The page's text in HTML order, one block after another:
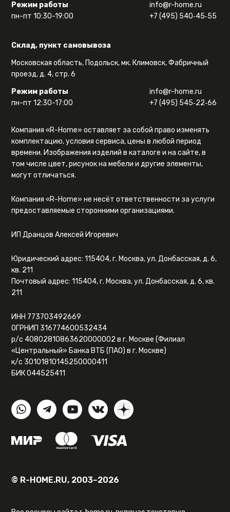
Режим работы
пн-пт 10:30-19:00
info@r-home.ru
+7 (495) 540‑45‑55
Склад, пункт самовывоза
Московская область, Подольск, мк. Климовск, Фабричный
проезд, д. 4, стр. 6
Режим работы
пн-пт 12:30-17:00
info@r-home.ru
+7 (495) 545‑22‑66
Компания «R-Home» оставляет за собой право изменять
комплектацию, условия сервиса, цены в любой период
времени. Изображения изделий в каталоге и на сайте, в
том числе цвет, рисунок на мебели и другие элементы,
могут отличаться.
Компания «R-Home» не несёт ответственности за услуги
предоставляемые сторонними организациями.
ИП Дранцов Алексей Игоревич
Юридический адрес: 115404, г. Москва, ул. Донбасская, д. 6,
кв. 211
Почтовый адрес: 115404, г. Москва, ул. Донбасская, д. 6, кв.
211
ИНН 773703492669
ОГРНИП 316774600532434
р/с 40802810863620000002 в г. Москве (Филиал
«Центральный» Банка ВТБ (ПАО) в г. Москве)
к/с 30101810145250000411
БИК 044525411
© R-HOME.RU, 2003–2026